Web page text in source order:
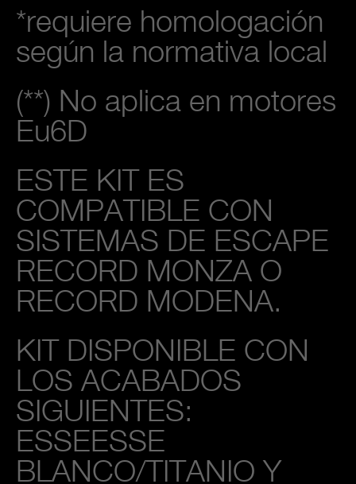
*requiere homologación
según la normativa local
(**) No aplica en motores
Eu6D
ESTE KIT ES
COMPATIBLE CON
SISTEMAS DE ESCAPE
RECORD MONZA O
RECORD MODENA.
KIT DISPONIBLE CON
LOS ACABADOS
SIGUIENTES:
ESSEESSE
BLANCO/TITANIO Y